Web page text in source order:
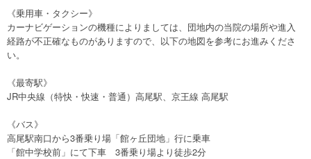
《乗用車・タクシー》
カーナビゲーションの機種によりましては、団地内の当院の場所や進入
経路が不正確なものがありますので、以下の地図を参考にお進みくださ
い。
《最寄駅》
JR中央線（特快・快速・普通）高尾駅、京王線 高尾駅
《バス》
高尾駅南口から3番乗り場「館ヶ丘団地」行に乗車
「館中学校前」にて下車 3番乗り場より徒歩2分